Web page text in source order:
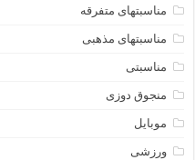
مناسبتهای متفرقه
مناسبتهای مذهبی
مناسبتی
منجوق دوزی
موبایل
ورزشی